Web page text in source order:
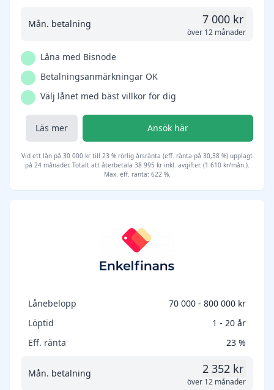
Mån. betalning 7 000 kr
över 12 månader
Låna med Bisnode
Betalningsanmärkningar OK
Välj lånet med bäst villkor för dig
Läs mer Ansök här
Vid ett lån på 30 000 kr till 23 % rörlig årsränta (eff. ränta på 30,38 %) upplagt
på 24 månader. Totalt att återbetala 38 995 kr inkl. avgifter. (1 610 kr/mån.).
Max. eff. ränta: 622 %.
Lånebelopp
70 000 - 800 000 kr
Löptid
1 - 20 år
Eff. ränta
23 %
Mån. betalning 2 352 kr
över 12 månader